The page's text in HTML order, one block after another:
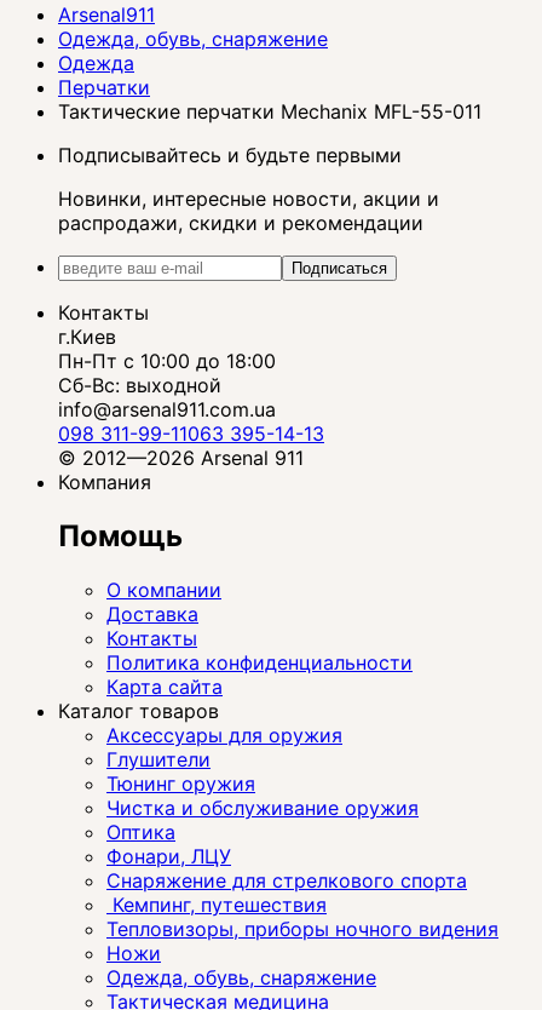
Arsenal911
Одежда, обувь, снаряжение
Одежда
Перчатки
Тактические перчатки Mechanix MFL-55-011
Подписывайтесь и будьте первыми
Новинки, интересные новости, акции и
распродажи, скидки и рекомендации
Подписаться
Контакты
г.Киев
Пн-Пт с 10:00 до 18:00
Сб-Вс: выходной
info@arsenal911.com.ua
098 311-99-11063 395-14-13
© 2012—2026 Arsenal 911
Компания
Помощь
О компании
Доставка
Контакты
Политика конфиденциальности
Карта сайта
Каталог товаров
Аксессуары для оружия
Глушители
Тюнинг оружия
Чистка и обслуживание оружия
Оптика
Фонари, ЛЦУ
Снаряжение для стрелкового спорта
Кемпинг, путешествия
Тепловизоры, приборы ночного видения
Ножи
Одежда, обувь, снаряжение
Тактическая медицина